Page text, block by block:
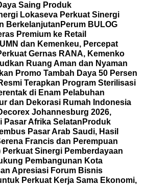
Saing Produk
Lokaseva Perkuat Sinergi
Berkelanjutan Perum BULOG
Premium ke Retail
dan Kemenkeu, Percepat
Gernas RANA, Kemenko
Ruang Aman dan Nyaman
Promo Tambah Daya 50 Persen
Terapkan Program Sterilisasi
di Enam Pelabuhan
dan Dekorasi Rumah Indonesia
Johannesburg 2026,
Pasar Afrika Selatan Produk
Pasar Arab Saudi, Hasil
Francis dan Perempuan
Perkuat Sinergi Pemberdayaan
Pembangunan Kota
Apresiasi Forum Bisnis
Perkuat Kerja Sama Ekonomi,